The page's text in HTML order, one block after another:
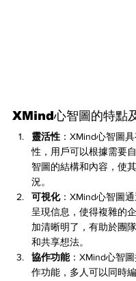
XMind心智圖的特點
靈活性 ：XMind心智圖
性，用戶可以根據需要
智圖的結構和內容，使
況。
可視化：XMind心智圖
呈現信息，使得複雜的
加清晰明了，有助於團
和共享想法。
協作功能：XMind心智
作功能，多人可以同時